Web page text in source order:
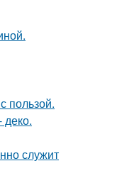
пользой.
служит